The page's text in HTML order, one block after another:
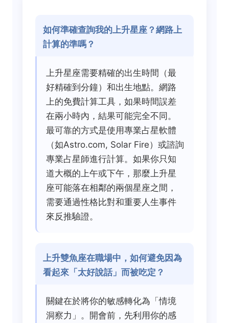
如何準確查詢我的上升星座？網路上
計算的準嗎？
上升星座需要精確的出生時間（最
好精確到分鐘）和出生地點。網路
上的免費計算工具，如果時間誤差
在兩小時內，結果可能完全不同。
最可靠的方式是使用專業占星軟體
（如Astro.com, Solar Fire）或諮詢
專業占星師進行計算。如果你只知
道大概的上午或下午，那麼上升星
座可能落在相鄰的兩個星座之間，
需要通過性格比對和重要人生事件
來反推驗證。
上升雙魚座在職場中，如何避免因為
看起來「太好說話」而被吃定？
關鍵在於將你的敏感轉化為「情境
洞察力」。開會前，先利用你的感